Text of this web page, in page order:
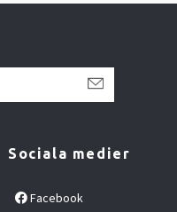
Sociala medier
Facebook